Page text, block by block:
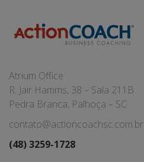
Atrium Office
R. Jair Hamms, 38 – Sala 211B
Pedra Branca, Palhoça – SC
contato@actioncoachsc.com.br
(48) 3259-1728